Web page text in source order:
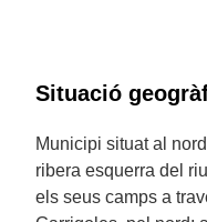
Situació
Municipi situat al
ribera esquerra del
els seus camps a